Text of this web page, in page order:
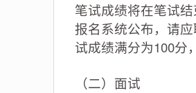
笔试成绩将在笔试
报名系统公布，请
试成绩满分为100分
（二）面试